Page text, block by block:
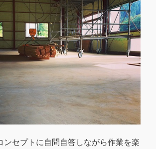
ンセプトに自問自答しながら作業を楽